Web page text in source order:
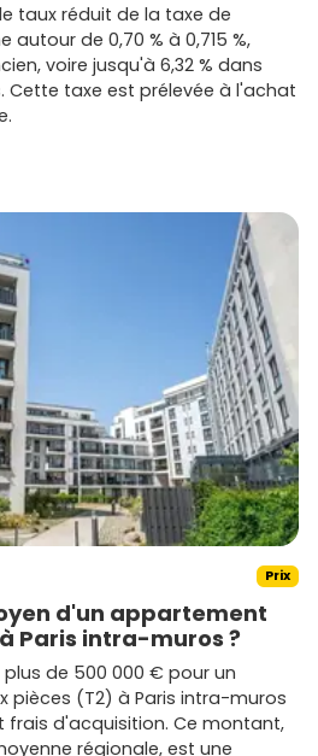
taux réduit de la taxe de
de 0,70 % à 0,715 %,
voire jusqu'à 6,32 % dans
taxe est prélevée à l'achat
Prix
d'un appartement
Paris intra-muros ?
de 500 000 € pour un
pièces (T2) à Paris intra-muros
frais d'acquisition. Ce montant,
régionale, est une